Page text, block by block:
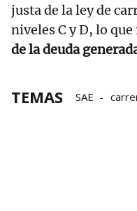
justa de la ley de
niveles C y D, lo
de la deuda
TEMAS SAE